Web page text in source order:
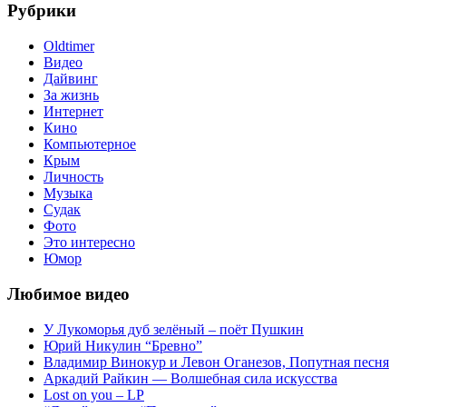
записям
Рубрики
Oldtimer
Видео
Дайвинг
За жизнь
Интернет
Кино
Компьютерное
Крым
Личность
Музыка
Судак
Фото
Это интересно
Юмор
Любимое видео
У Лукоморья дуб зелёный – поёт Пушкин
Юрий Никулин “Бревно”
Владимир Винокур и Левон Оганезов, Попутная песня
Аркадий Райкин — Волшебная сила искусства
Lost on you – LP